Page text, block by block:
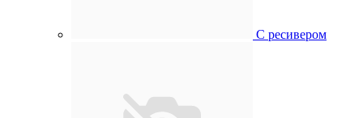
С ресивером